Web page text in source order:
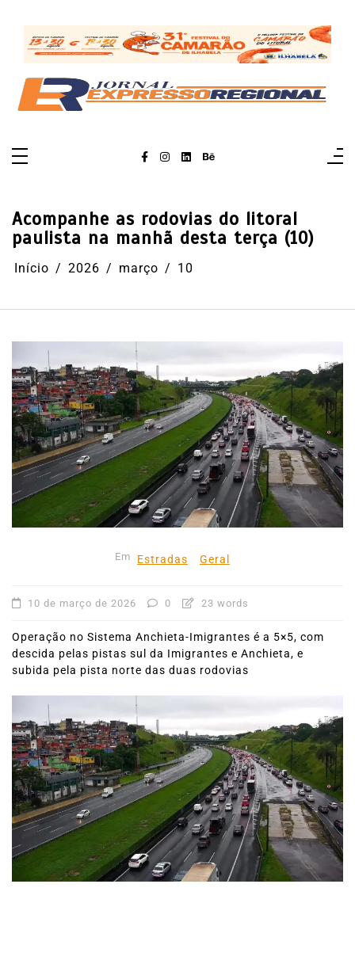
conteúdo
Acompanhe as rodovias do litoral
paulista na manhã desta terça (10)
Início 2026 março 10
Em Estradas Geral
10 de março de 2026 0 23 words
Operação no Sistema Anchieta-Imigrantes é a 5×5, com
descida pelas pistas sul da Imigrantes e Anchieta, e
subida pela pista norte das duas rodovias